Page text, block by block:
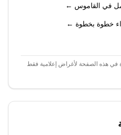
في القاموس ←
خطوة بخطوة ←
في هذه الصفحة لأغراض إعلامية فقط